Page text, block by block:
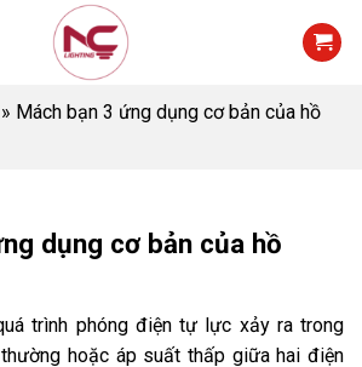
» Mách bạn 3 ứng dụng cơ bản của hồ
dụng cơ bản của hồ
trình phóng điện tự lực xảy ra trong
hoặc áp suất thấp giữa hai điện